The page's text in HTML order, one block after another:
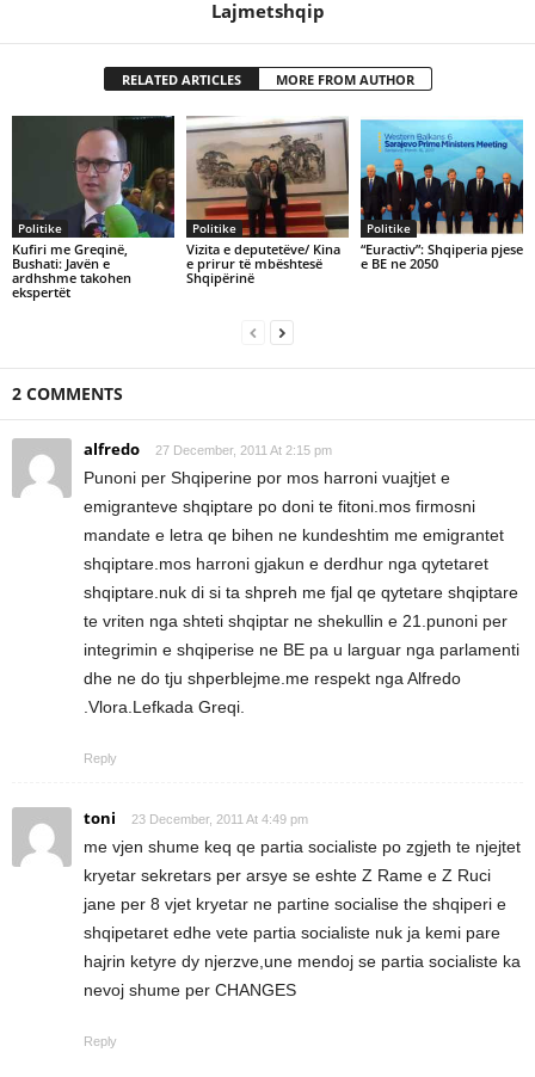
Lajmetshqip
RELATED ARTICLES MORE FROM AUTHOR
Politike
Kufiri me Greqinë,
Bushati: Javën e
ardhshme takohen
ekspertët
Politike
Vizita e deputetëve/ Kina
e prirur të mbështesë
Shqipërinë
Politike
“Euractiv”: Shqiperia pjese
e BE ne 2050
2 COMMENTS
alfredo 27 December, 2011 At 2:15 pm
Punoni per Shqiperine por mos harroni vuajtjet e
emigranteve shqiptare po doni te fitoni.mos firmosni
mandate e letra qe bihen ne kundeshtim me emigrantet
shqiptare.mos harroni gjakun e derdhur nga qytetaret
shqiptare.nuk di si ta shpreh me fjal qe qytetare shqiptare
te vriten nga shteti shqiptar ne shekullin e 21.punoni per
integrimin e shqiperise ne BE pa u larguar nga parlamenti
dhe ne do tju shperblejme.me respekt nga Alfredo
.Vlora.Lefkada Greqi.
Reply
toni 23 December, 2011 At 4:49 pm
me vjen shume keq qe partia socialiste po zgjeth te njejtet
kryetar sekretars per arsye se eshte Z Rame e Z Ruci
jane per 8 vjet kryetar ne partine socialise the shqiperi e
shqipetaret edhe vete partia socialiste nuk ja kemi pare
hajrin ketyre dy njerzve,une mendoj se partia socialiste ka
nevoj shume per CHANGES
Reply